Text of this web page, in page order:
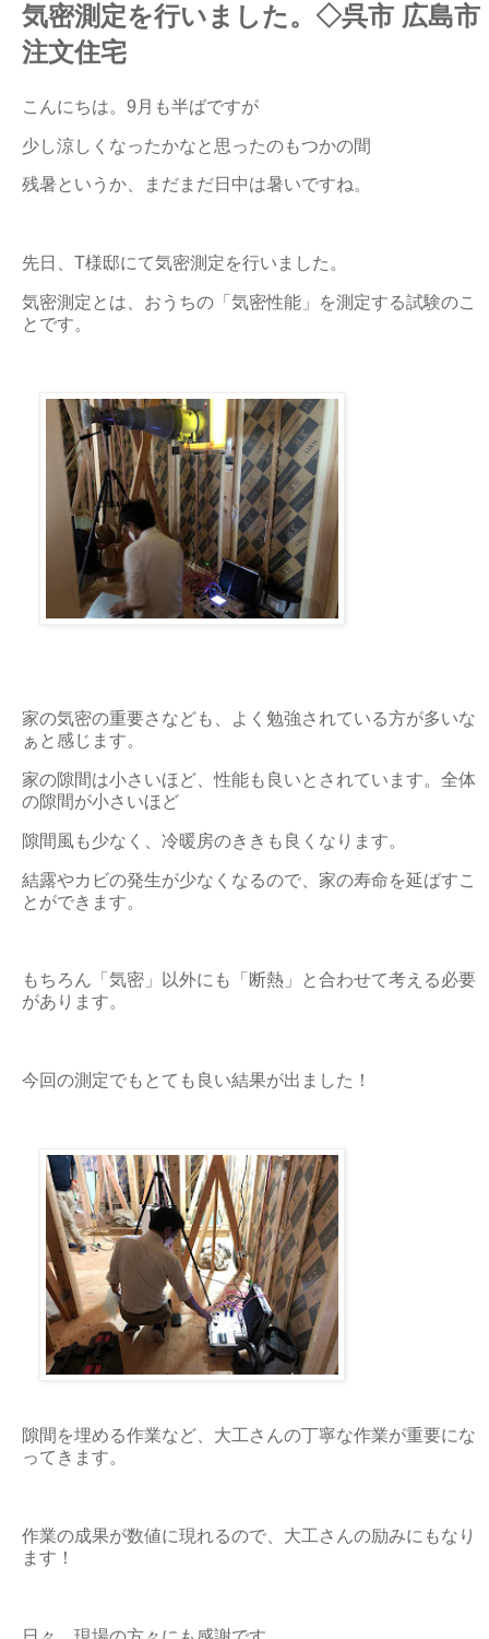
気密測定を行いました。◇呉市 広島市
注文住宅
こんにちは。9月も半ばですが
少し涼しくなったかなと思ったのもつかの間
残暑というか、まだまだ日中は暑いですね。
先日、T様邸にて気密測定を行いました。
気密測定とは、おうちの「気密性能」を測定する試験のこ
とです。
家の気密の重要さなども、よく勉強されている方が多いな
ぁと感じます。
家の隙間は小さいほど、性能も良いとされています。全体
の隙間が小さいほど
隙間風も少なく、冷暖房のききも良くなります。
結露やカビの発生が少なくなるので、家の寿命を延ばすこ
とができます。
もちろん「気密」以外にも「断熱」と合わせて考える必要
があります。
今回の測定でもとても良い結果が出ました！
隙間を埋める作業など、大工さんの丁寧な作業が重要にな
ってきます。
作業の成果が数値に現れるので、大工さんの励みにもなり
ます！